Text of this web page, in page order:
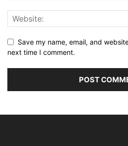
Save my name, email, and
next time I comment.